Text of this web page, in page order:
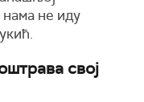
не иду
свој